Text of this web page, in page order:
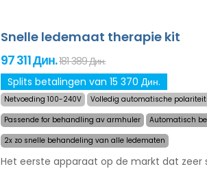
Snelle ledemaat therapie kit
97 311 Дин.181 389 Дин.
Splits betalingen van 15 370 Дин.
Netvoeding 100-240V Volledig automatische
Passende for behandling av armhuler
Automatisch
2x zo snelle behandeling van alle ledematen
Het eerste apparaat op de markt dat zeer